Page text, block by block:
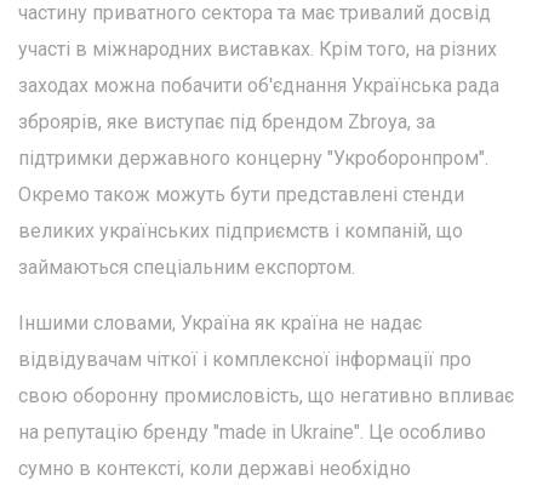
частину приватного сектора та має тривалий досвід
участі в міжнародних виставках. Крім того, на різних
заходах можна побачити об'єднання Українська рада
зброярів, яке виступає під брендом Zbroya, за
підтримки державного концерну "Укроборонпром".
Окремо також можуть бути представлені стенди
великих українських підприємств і компаній, що
займаються спеціальним експортом.
Іншими словами, Україна як країна не надає
відвідувачам чіткої і комплексної інформації про
свою оборонну промисловість, що негативно впливає
на репутацію бренду "made in Ukraine". Це особливо
сумно в контексті, коли державі необхідно